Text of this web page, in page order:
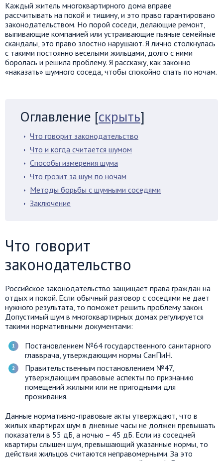
Каждый житель многоквартирного дома вправе
рассчитывать на покой и тишину, и это право гарантировано
законодательством. Но порой соседи, делающие ремонт,
выпивающие компанией или устраивающие пьяные семейные
скандалы, это право злостно нарушают. Я лично столкнулась
с такими постоянно веселыми жильцами, долго с ними
боролась и решила проблему. Я расскажу, как законно
«наказать» шумного соседа, чтобы спокойно спать по ночам.
Оглавление [скрыть]
Что говорит законодательство
Что и когда считается шумом
Способы измерения шума
Что грозит за шум по ночам
Методы борьбы с шумными соседями
Заключение
Что говорит
законодательство
Российское законодательство защищает права граждан на
отдых и покой. Если обычный разговор с соседями не дает
нужного результата, то поможет решить проблему закон.
Допустимый шум в многоквартирных домах регулируется
такими нормативными документами:
Постановлением №64 государственного санитарного
главврача, утверждающим нормы СанПиН.
Правительственным постановлением №47,
утверждающим правовые аспекты по признанию
помещений жилыми или не пригодными для
проживания.
Данные нормативно-правовые акты утверждают, что в
жилых квартирах шум в дневные часы не должен превышать
показатели в 55 дБ, а ночью – 45 дБ. Если из соседней
квартиры слышен шум, превышающий указанные нормы, то
действия жильцов считаются неправомерными. За это